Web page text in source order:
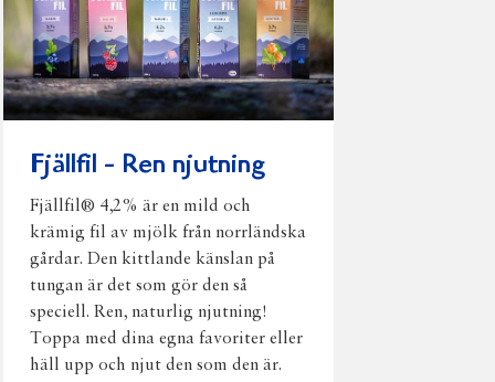
Fjällfil - Ren njutning
Fjällfil® 4,2% är en mild och
krämig fil av mjölk från norrländska
gårdar. Den kittlande känslan på
tungan är det som gör den så
speciell. Ren, naturlig njutning!
Toppa med dina egna favoriter eller
häll upp och njut den som den är.